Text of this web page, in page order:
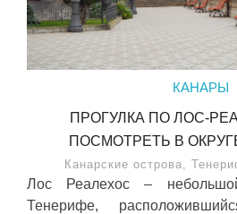
КАНАРЫ
ПРОГУЛКА ПО ЛОС-
ПОСМОТРЕТЬ В
Канарские острова,
Лос Реалехос –
Тенерифе,